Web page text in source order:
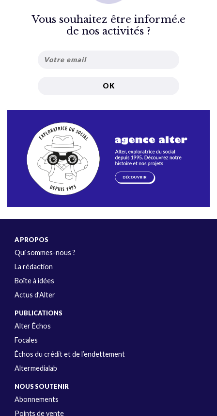
Vous souhaitez être informé.e
de nos activités ?
A PROPOS
Qui sommes-nous ?
La rédaction
Boîte à idées
Actus d’Alter
PUBLICATIONS
Alter Échos
Focales
Échos du crédit et de l’endettement
Altermedialab
NOUS SOUTENIR
Abonnements
Points de vente